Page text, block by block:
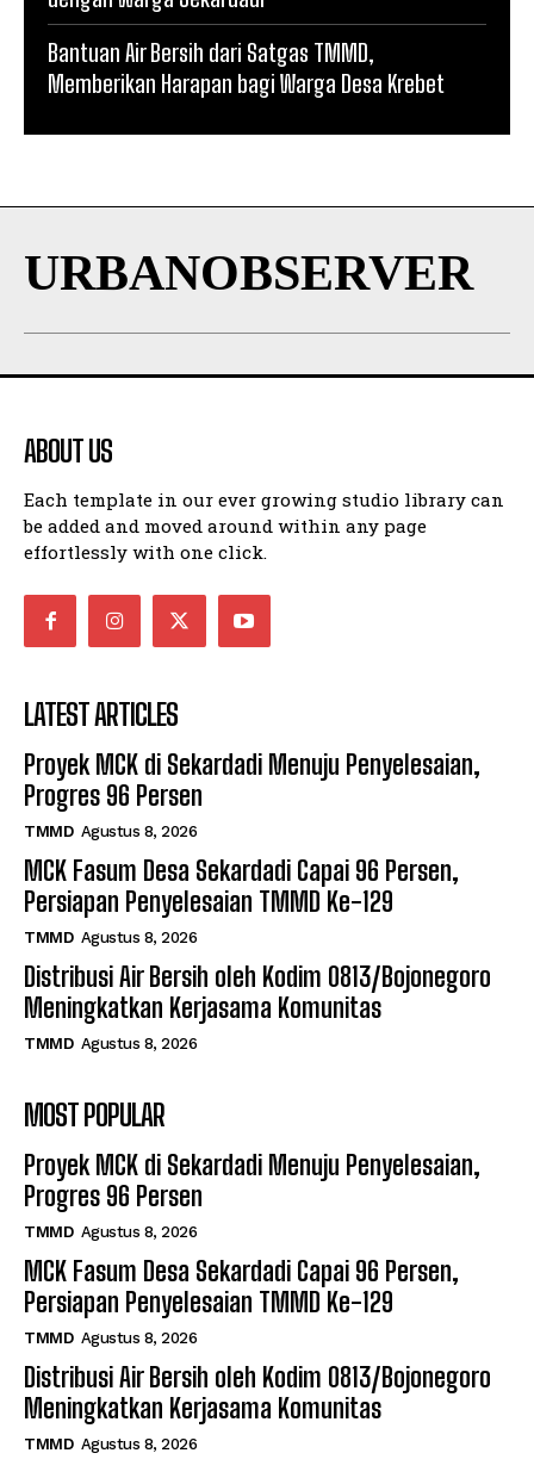
Bantuan Air Bersih dari Satgas TMMD,
Memberikan Harapan bagi Warga Desa Krebet
URBANOBSERVER
ABOUT US
Each template in our ever growing studio library can
be added and moved around within any page
effortlessly with one click.
LATEST ARTICLES
Proyek MCK di Sekardadi Menuju Penyelesaian,
Progres 96 Persen
TMMD Agustus 8, 2026
MCK Fasum Desa Sekardadi Capai 96 Persen,
Persiapan Penyelesaian TMMD Ke-129
TMMD Agustus 8, 2026
Distribusi Air Bersih oleh Kodim 0813/Bojonegoro
Meningkatkan Kerjasama Komunitas
TMMD Agustus 8, 2026
MOST POPULAR
Proyek MCK di Sekardadi Menuju Penyelesaian,
Progres 96 Persen
TMMD Agustus 8, 2026
MCK Fasum Desa Sekardadi Capai 96 Persen,
Persiapan Penyelesaian TMMD Ke-129
TMMD Agustus 8, 2026
Distribusi Air Bersih oleh Kodim 0813/Bojonegoro
Meningkatkan Kerjasama Komunitas
TMMD Agustus 8, 2026